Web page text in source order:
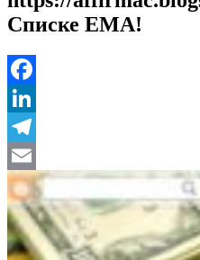
Списке ЕМА!
Facebook
LinkedIn
Telegram
Email